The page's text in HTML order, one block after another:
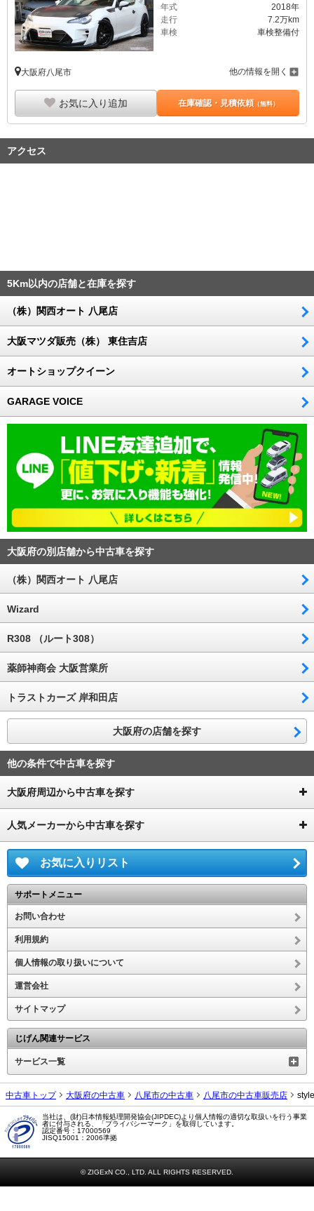
年式
2018年
走行
7.2万km
車検
車検整備付
大阪府八尾市 他の情報を開く
お気に入り追加 在庫確認・見積依頼（無料）
アクセス
5Km以内の店舗と在庫を探す
（株）関西オート 八尾店
大阪マツダ販売（株） 東住吉店
オートショップクイーン
GARAGE VOICE
大阪府の別店舗から中古車を探す
（株）関西オート 八尾店
Wizard
R308 （ルート308）
薬師神商会 大阪営業所
トラストカーズ 岸和田店
大阪府の店舗を探す
他の条件で中古車を探す
大阪府周辺から中古車を探す
人気メーカーから中古車を探す
お気に入りリスト
サポートメニュー
お問い合わせ
利用規約
個人情報の取り扱いについて
運営会社
サイトマップ
じげん関連サービス
サービス一覧
中古車トップ 大阪府の中古車 八尾市の中古車 八尾市の中古車販売店
当社は、(財)日本情報処理開発協会(JIPDEC)より個人情報の適切な取扱いを行う事業
者に付与される、「プライバシーマーク」を取得しています。
認定番号：17000569
JISQ15001：2006準拠
© ZIGExN CO., LTD. ALL RIGHTS RESERVED.